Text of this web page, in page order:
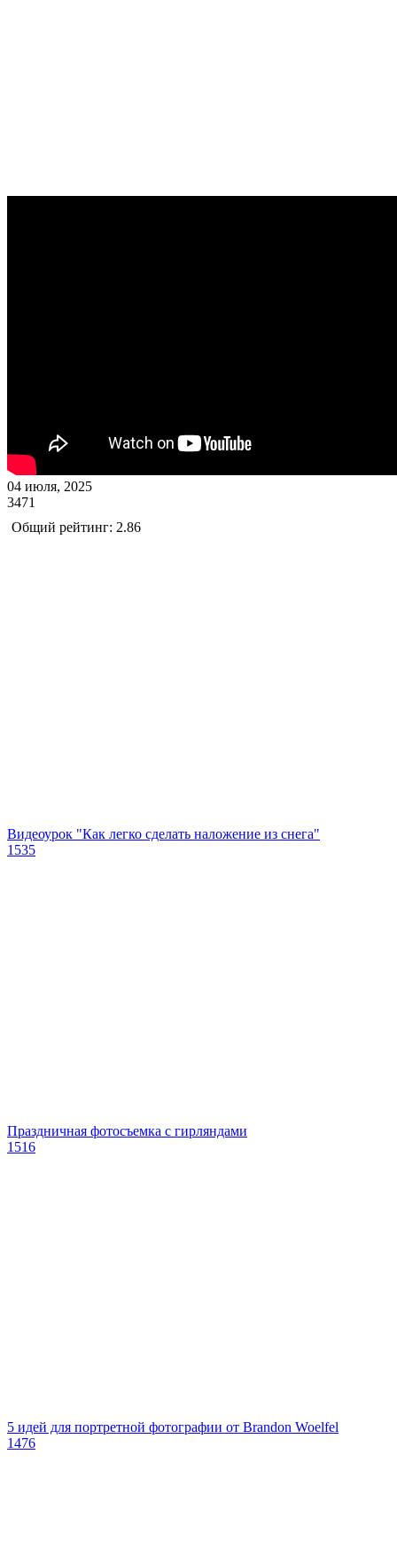
04 июля, 2025
3471
Общий рейтинг: 2.86
Видеоурок "Как легко сделать наложение из снега"
1535
Праздничная фотосъемка с гирляндами
1516
5 идей для портретной фотографии от Brandon Woelfel
1476